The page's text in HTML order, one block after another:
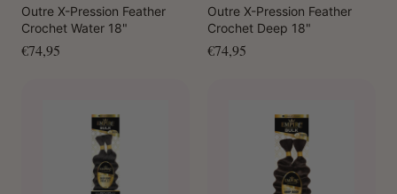
Outre X-Pression Feather
Crochet Water 18"
€74,95
Outre X-Pression Feather
Crochet Deep 18"
€74,95